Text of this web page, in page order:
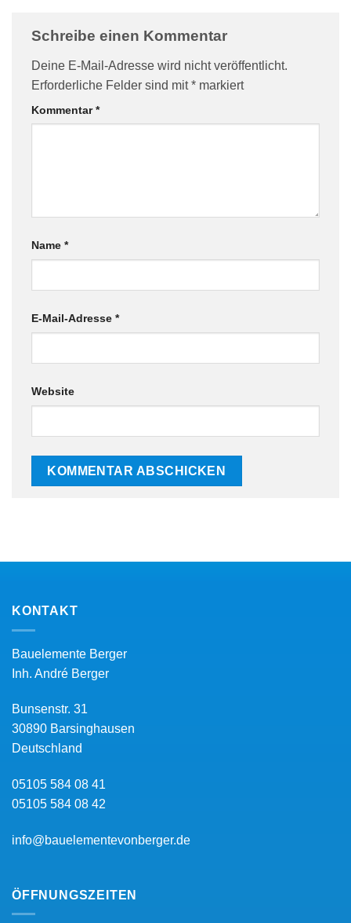
Schreibe einen Kommentar
Deine E-Mail-Adresse wird nicht veröffentlicht.
Erforderliche Felder sind mit* markiert
Kommentar*
Name *
E-Mail-Adresse *
Website
KONTAKT
Bauelemente Berger
Inh. André Berger
Bunsenstr. 31
30890 Barsinghausen
Deutschland
05105 584 08 41
05105 584 08 42
info@bauelementevonberger.de
ÖFFNUNGSZEITEN